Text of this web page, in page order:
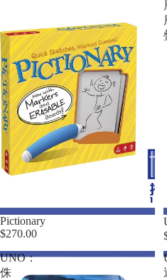
Pictionary
$270.00
UNO：
侏